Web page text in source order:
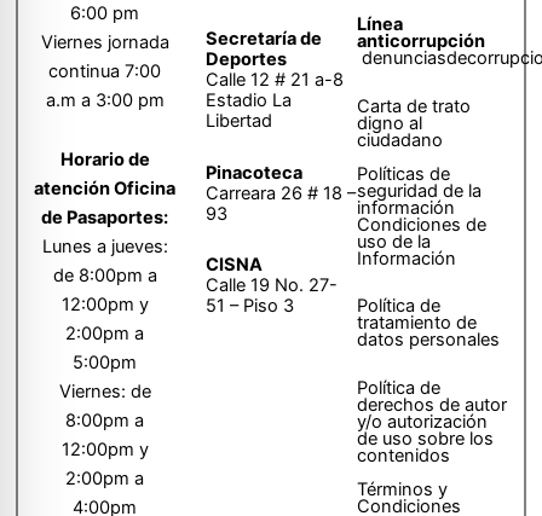
6:00 pm
Viernes jornada
continua 7:00
a.m a 3:00 pm
Horario de
atención Oficina
de Pasaportes:
Lunes a jueves:
de 8:00pm a
12:00pm y
2:00pm a
5:00pm
Viernes: de
8:00pm a
12:00pm y
2:00pm a
4:00pm
Secretaría de
Deportes
Calle 12 # 21 a-8
Estadio La
Libertad
Pinacoteca
Carreara 26 # 18 –
93
CISNA
Calle 19 No. 27-
51 – Piso 3
Línea
anticorrupción
Carta de trato
digno al
ciudadano
Políticas de
seguridad de la
información
Condiciones de
uso de la
Información
Política de
tratamiento de
datos personales
Política de
derechos de autor
y/o autorización
de uso sobre los
contenidos
Términos y
Condiciones